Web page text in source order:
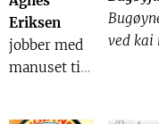
Eriksen
jobber med
manuset til
ved kai